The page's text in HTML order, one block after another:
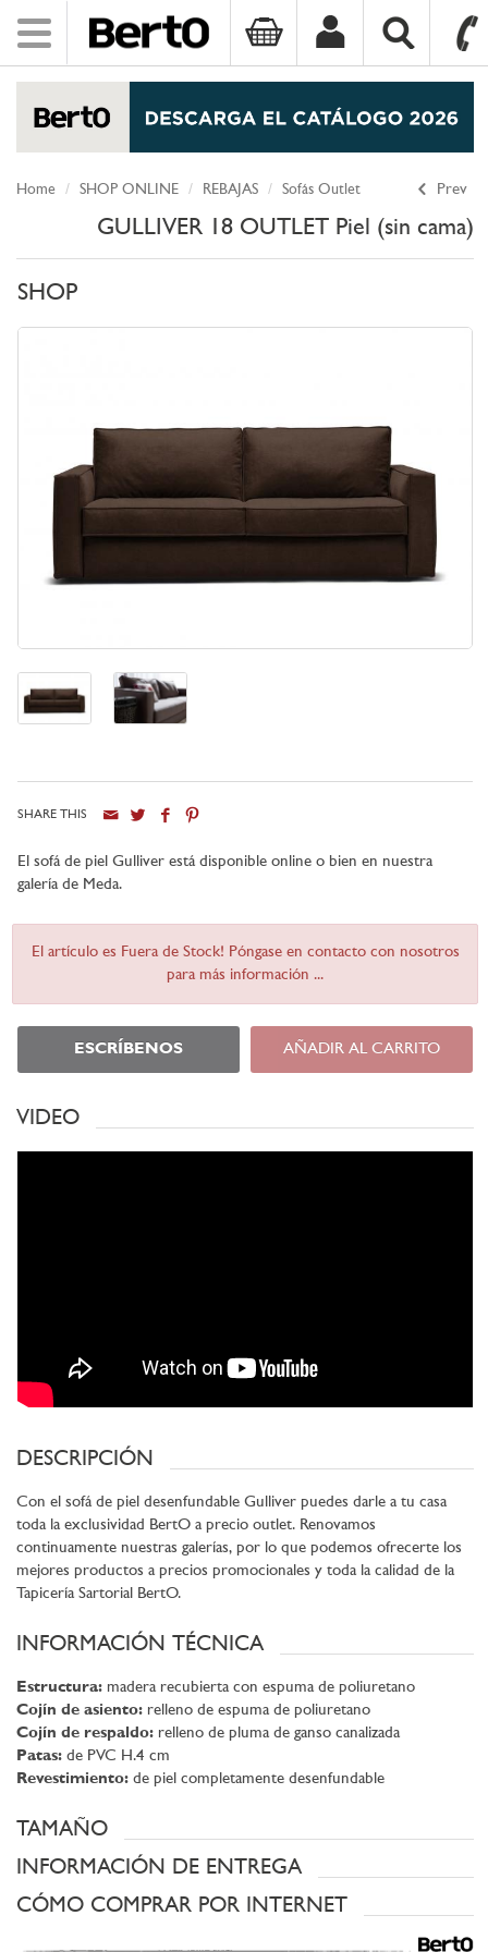
Toggle
navigation
Prev
Home SHOP ONLINE REBAJAS Sofás Outlet
GULLIVER 18 OUTLET Piel (sin cama)
SHOP
SHARE THIS
El sofá de piel Gulliver está disponible online o bien en nuestra
galería de Meda.
El artículo es Fuera de Stock! Póngase en contacto con nosotros
para más información ...
ESCRÍBENOS AÑADIR AL CARRITO
VIDEO
DESCRIPCIÓN
Con el sofá de piel desenfundable Gulliver puedes darle a tu casa
toda la exclusividad BertO a precio outlet. Renovamos
continuamente nuestras galerías, por lo que podemos ofrecerte los
mejores productos a precios promocionales y toda la calidad de la
Tapicería Sartorial BertO.
INFORMACIÓN TÉCNICA
Estructura: madera recubierta con espuma de poliuretano
Cojín de asiento: relleno de espuma de poliuretano
Cojín de respaldo: relleno de pluma de ganso canalizada
Patas: de PVC H.4 cm
Revestimiento: de piel completamente desenfundable
TAMAÑO
INFORMACIÓN DE ENTREGA
CÓMO COMPRAR POR INTERNET